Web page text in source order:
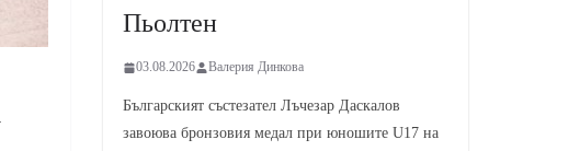
Пьолтен
03.08.2026 Валерия Динкова
Българският състезател Лъчезар Даскалов
завоюва бронзовия медал при юношите U17 на